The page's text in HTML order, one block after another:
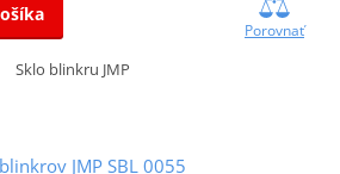
Porovnať
Sklo blinkru JMP
JMP SBL 0055